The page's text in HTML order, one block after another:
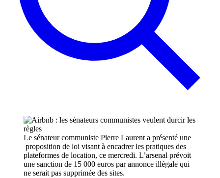
Le sénateur communiste Pierre Laurent a présenté une
proposition de loi visant à encadrer les pratiques des
plateformes de location, ce mercredi. L’arsenal prévoit
une sanction de 15 000 euros par annonce illégale qui
ne serait pas supprimée des sites.